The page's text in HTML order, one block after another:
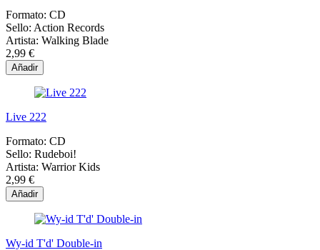
Formato: CD
Sello: Action Records
Artista: Walking Blade
2,99 €
Añadir
Live 222
Formato: CD
Sello: Rudeboi!
Artista: Warrior Kids
2,99 €
Añadir
Wy-id T'd' Double-in